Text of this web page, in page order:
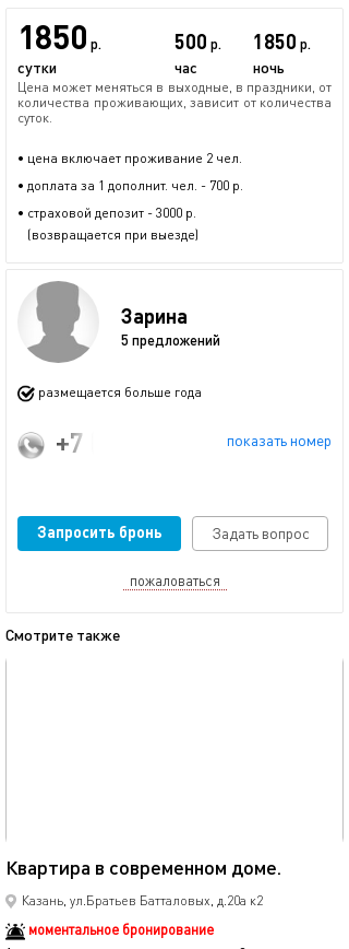
1850 р.
сутки
500 р.
час
1850 р.
ночь
Цена может меняться в выходные, в праздники, от
количества проживающих, зависит от количества
суток.
• цена включает проживание 2 чел.
• доплата за 1 дополнит. чел. - 700 р.
• страховой депозит - 3000 р.
(возвращается при выезде)
Зарина
5 предложений
размещается больше года
показать номер
+7 (960) 051-81-36
Запросить бронь Задать вопрос
пожаловаться
Смотрите также
Квартира в современном доме.
Казань, ул.Братьев Батталовых, д.20а к2
моментальное бронирование